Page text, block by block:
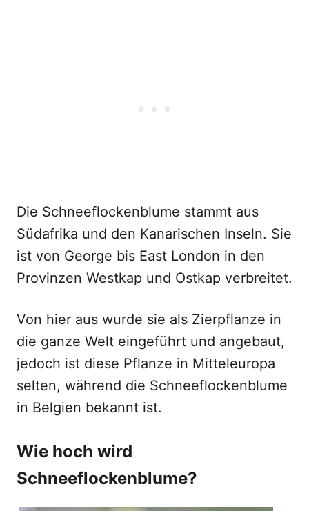
Die Schneeflockenblume stammt aus
Südafrika und den Kanarischen Inseln. Sie
ist von George bis East London in den
Provinzen Westkap und Ostkap verbreitet.
Von hier aus wurde sie als Zierpflanze in
die ganze Welt eingeführt und angebaut,
jedoch ist diese Pflanze in Mitteleuropa
selten, während die Schneeflockenblume
in Belgien bekannt ist.
Wie hoch wird
Schneeflockenblume?